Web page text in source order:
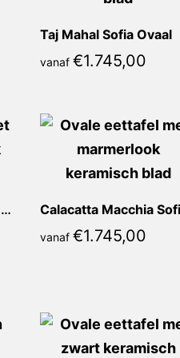
Taj Mahal Sofia Ovaal
vanaf €1.745,00
Calacatta Nero Sofia Ovaal
vanaf €1.745,00